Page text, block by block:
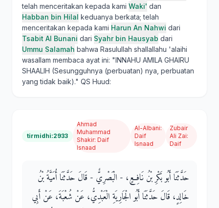
telah menceritakan kepada kami Waki' dan
Habban bin Hilal keduanya berkata; telah
menceritakan kepada kami Harun An Nahwi dari
Tsabit Al Bunani dari Syahr bin Hausyab dari
Ummu Salamah bahwa Rasulullah shallallahu 'alaihi
wasallam membaca ayat ini: "INNAHU AMILA GHAIRU
SHAALIH (Sesungguhnya (perbuatan) nya, perbuatan
yang tidak baik)." QS Huud:
tirmidhi:2933
Ahmad
Muhammad
Shakir: Daif
Isnaad
Al-Albani:
Daif
Isnaad
Zubair
Ali Zai:
Daif
حَدَّثَنَا أَبُو بَكْرِ بْنُ نَافِعٍ، - الْبَصْرِيٌّ - قَالَ حَدَّثَنَا أُمَيَّةُ بْنُ
خَالِدٍ، قَالَ حَدَّثَنَا أَبُو الْجَارِيَةِ الْعَبْدِيُّ، عَنْ شُعْبَةَ، عَنْ أَبِي